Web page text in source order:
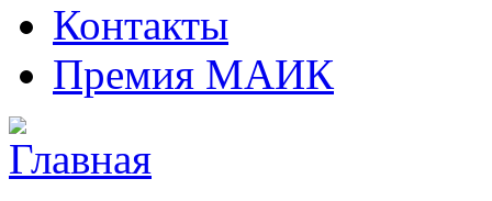
Контакты
Премия МАИК